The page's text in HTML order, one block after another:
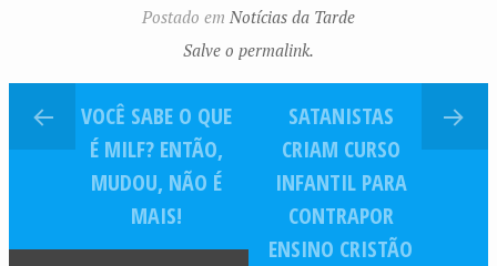
beleza da vida’
Espanha após
‘Espero que
esteja longe’
Postado em Notícias da Tarde
Salve o permalink.
VOCÊ SABE O QUE
É MILF? ENTÃO,
MUDOU, NÃO É
MAIS!
SATANISTAS
CRIAM CURSO
INFANTIL PARA
CONTRAPOR
ENSINO CRISTÃO